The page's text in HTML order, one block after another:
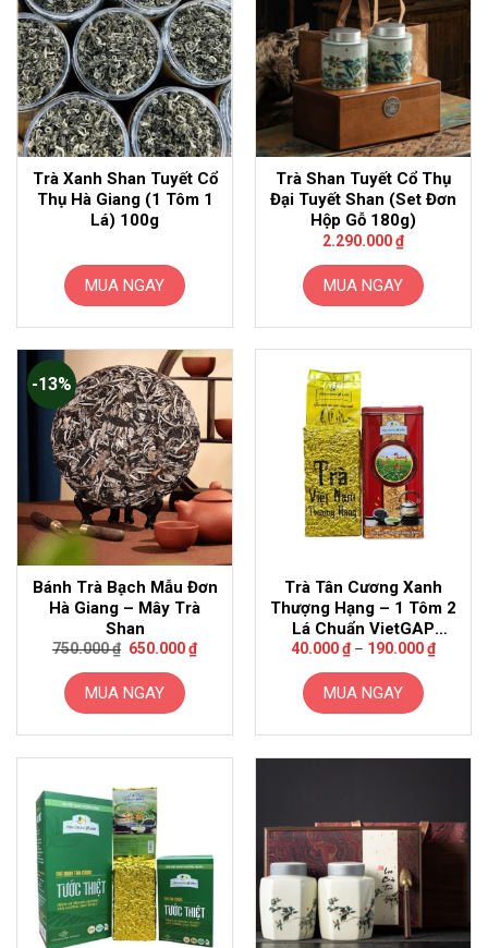
Trà Xanh Shan Tuyết Cổ
Thụ Hà Giang (1 Tôm 1
Lá) 100g
MUA NGAY
Trà Shan Tuyết Cổ Thụ
Đại Tuyết Shan (Set Đơn
Hộp Gỗ 180g)
2.290.000₫
MUA NGAY
-13%
Bánh Trà Bạch Mẫu Đơn
Hà Giang – Mây Trà
Shan
750.000₫ Giá
là:
750.000 ₫.
650.000₫Giá
hiện
MUA NGAY
Trà Tân Cương Xanh
Thượng Hạng – 1 Tôm 2
Lá Chuẩn VietGAP
(100g-500g)
40.000₫ – 190.000₫Khoảng
giá:
MUA NGAY
biến
thể.
Các
tùy
chọn